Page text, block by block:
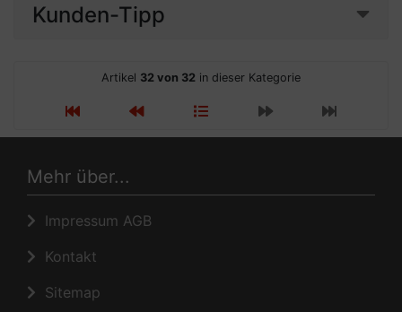
Kunden-Tipp
Artikel 32 von 32 in dieser Kategorie
Mehr über...
Impressum AGB
Kontakt
Sitemap